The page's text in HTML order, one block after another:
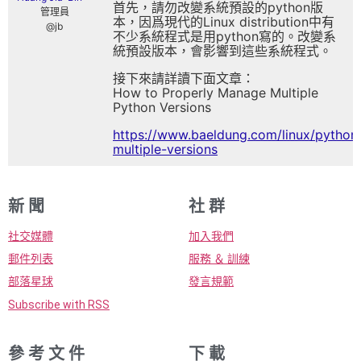
管理員
@jb
首先，請勿改變系統預設的python版
本，因爲現代的Linux distribution中有
不少系統程式是用python寫的。改變系
統預設版本，會影響到這些系統程式。
接下來請詳讀下面文章：
How to Properly Manage Multiple
Python Versions
https://www.baeldung.com/linux/
multiple-versions
新 聞
社交媒體
郵件列表
部落星球
Subscribe with RSS
社 群
加入我們
服務 ＆ 訓練
發言規範
參 考 文 件 下 載